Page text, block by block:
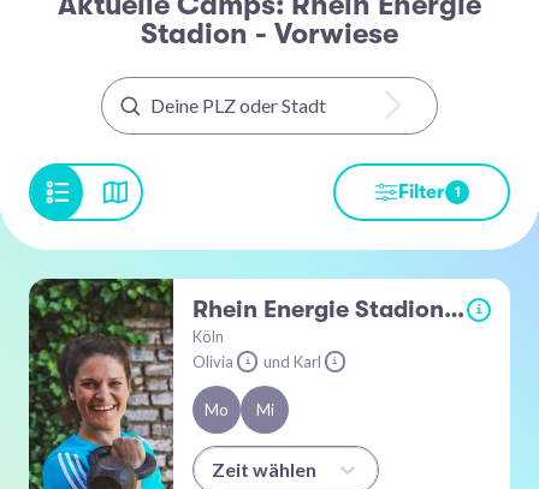
Stadion - Vorwiese
Filter 1
Rhein Energie Stadion - Vorwiese i
Köln
Olivia
i und Karl i
Mo Mi
Zeit wählen